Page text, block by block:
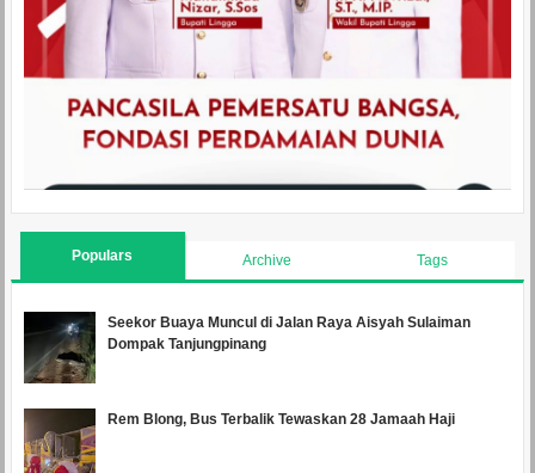
Populars Archive Tags
Seekor Buaya Muncul di Jalan Raya Aisyah Sulaiman
Dompak Tanjungpinang
Rem Blong, Bus Terbalik Tewaskan 28 Jamaah Haji